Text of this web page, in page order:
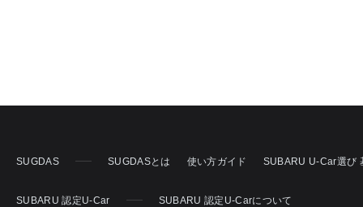
SUGDAS SUGDASとは 使い方ガイド SUBARU U-Car選び
SUBARU 認定U-Car SUBARU 認定U-Carについて